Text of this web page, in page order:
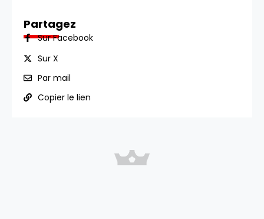
Partagez
Sur Facebook
Sur X
Par mail
Copier le lien